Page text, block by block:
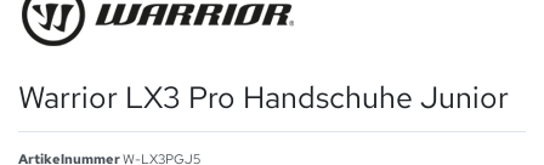
Warrior LX3 Pro Handschuhe Junior
ArtikelnummerW-LX3PGJ5